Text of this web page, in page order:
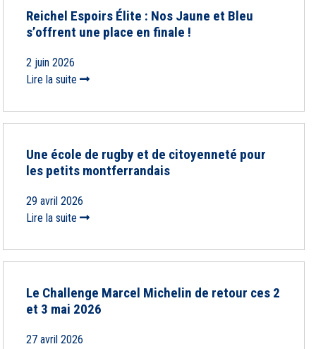
Reichel Espoirs Élite : Nos Jaune et Bleu
s’offrent une place en finale !
2 juin 2026
Lire la suite
Une école de rugby et de citoyenneté pour
les petits montferrandais
29 avril 2026
Lire la suite
Le Challenge Marcel Michelin de retour ces 2
et 3 mai 2026
27 avril 2026